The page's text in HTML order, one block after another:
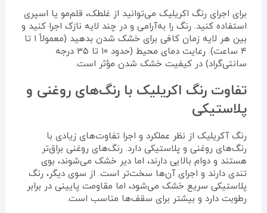
برای اجرای رنگ اکریلیک می‌توانید از غلطک، قلم‌مو یا اسپری
استفاده کنید. رنگ را به‌آرامی و در چند لایه نازک اجرا کنید و
بین هر لایه زمان کافی برای خشک شدن بدهید (معمولاً ۱ تا
۴ ساعت). رعایت دمای محیط (حدود ۱۰ تا ۳۵ درجه
سانتی‌گراد) در کیفیت خشک شدن مؤثر است.
تفاوت رنگ اکریلیک با رنگ‌های روغنی و
پلاستیکی
رنگ آکریلیک از نظر عملکرد و اجرا تفاوت‌های زیادی با
رنگ‌های روغنی و پلاستیکی دارد. رنگ‌های روغنی براق‌تر
هستند و دوام بالایی دارند، اما دیر خشک می‌شوند، بوی
تندی دارند و اجرای آن‌ها سخت‌تر است. از سوی دیگر، رنگ
پلاستیکی سریع خشک می‌شود، اما مقاومت پایینی در برابر
رطوبت دارد و بیشتر برای سقف‌ها مناسب است.